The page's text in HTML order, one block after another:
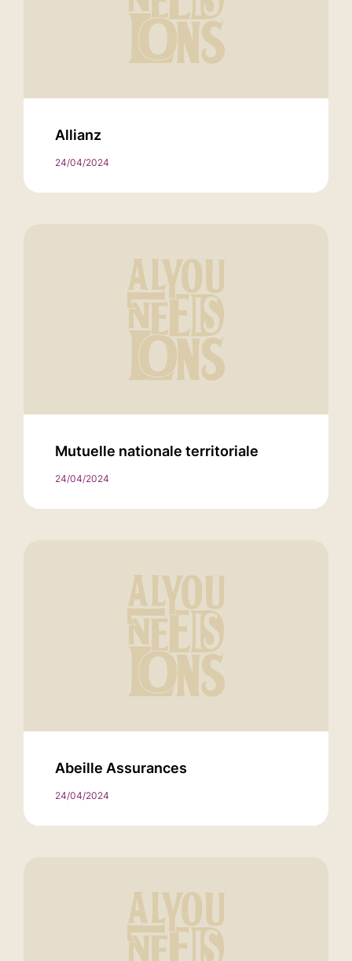
Allianz
24/04/2024
Mutuelle nationale territoriale
24/04/2024
Abeille Assurances
24/04/2024